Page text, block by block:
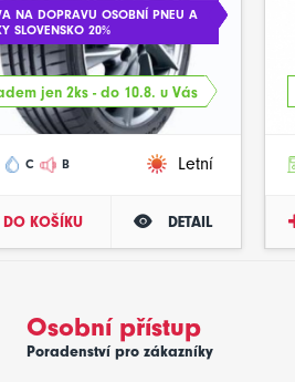
NA DOPRAVU OSOBNÍ PNEU A
SLOVENSKO 20%
jen 2ks - do 10.8. u Vás
C B Letní
DO KOŠÍKU DETAIL
Osobní přístup
Poradenství pro zákazníky